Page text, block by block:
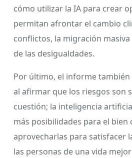
cómo utilizar la IA para crear
permitan afrontar el cambio
conflictos, la migración
de las desigualdades.
Por último, el informe
al afirmar que los riesgos son
cuestión; la inteligencia
más posibilidades para el bien
aprovecharlas para satisfacer
las personas de una vida